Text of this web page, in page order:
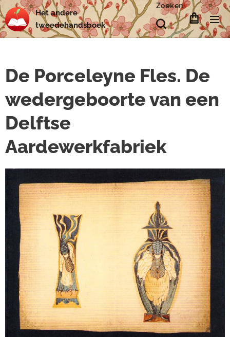
Hetandere
tweedehandsboek
Zoeken
De Porceleyne Fles. De
wedergeboorte van een
Delftse
Aardewerkfabriek